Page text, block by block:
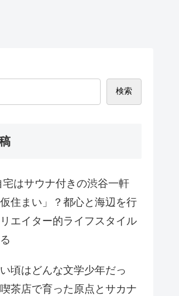
検索
宅はサウナ付きの渋谷一軒
住まい」？都心と海辺を行
エイター的ライフスタイル
頃はどんな文学少年だっ
茶店で育った原点とサカナ